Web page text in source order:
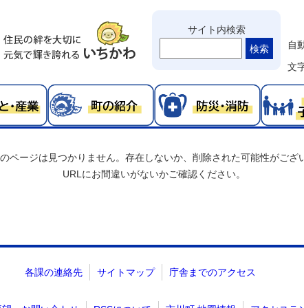
サイト内検索
検索
自
文
ページは見つかりません。存在しないか、削除された可能性がござ
URLにお間違いがないかご確認ください。
各課の連絡先 サイトマップ 庁舎までのアクセス